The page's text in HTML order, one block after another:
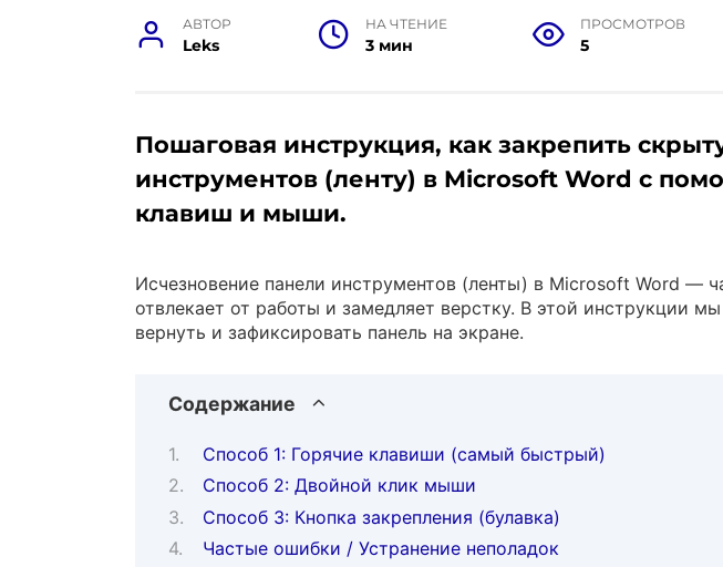
АВТОР
Leks
НА ЧТЕНИЕ
3 мин
ПРОСМОТРОВ
5
Пошаговая инструкция, как закрепить
инструментов (ленту) в Microsoft Word с
клавиш и мыши.
Исчезновение панели инструментов (ленты) в Microsoft Word —
отвлекает от работы и замедляет верстку. В этой инструкции
вернуть и зафиксировать панель на экране.
Содержание
Способ 1: Горячие клавиши (самый быстрый)
Способ 2: Двойной клик мыши
Способ 3: Кнопка закрепления (булавка)
Частые ошибки / Устранение неполадок